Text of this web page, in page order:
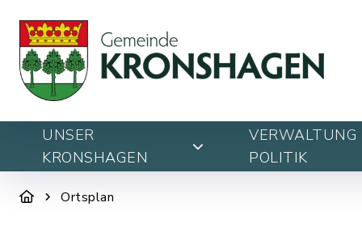
UNSER
KRONSHAGEN
VERWALTUNG
POLITIK
Ortsplan